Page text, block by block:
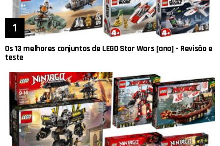
Os 13 melhores conjuntos de LEGO Star Wars [ano] – Revisão e
teste